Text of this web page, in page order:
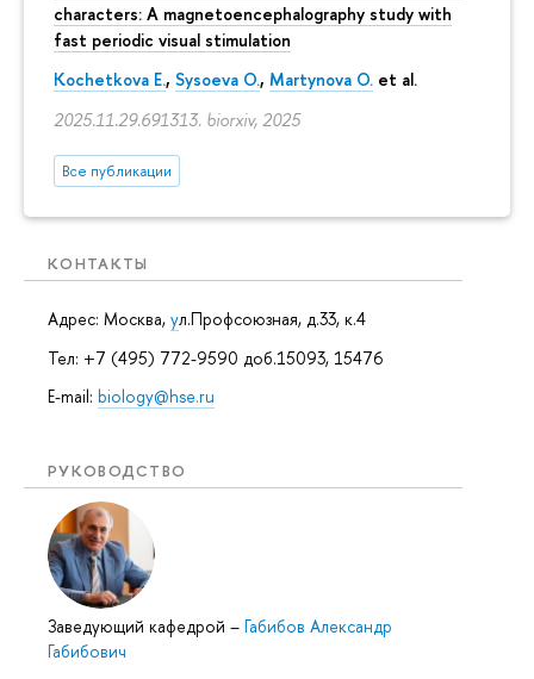
characters: A magnetoencephalography study with
fast periodic visual stimulation
Kochetkova E., Sysoeva O., Martynova O. et al.
2025.11.29.691313. biorxiv, 2025
Все публикации
КОНТАКТЫ
Адрес: Москва, ул.Профсоюзная, д.33, к.4
Тел: +7 (495) 772-9590 доб.15093, 15476
E-mail: biology@hse.ru
РУКОВОДСТВО
Заведующий кафедрой – Габибов Александр
Габибович